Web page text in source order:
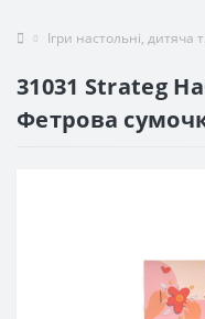
Ігри настольні, дитяча
31031 Strateg
Фетрова